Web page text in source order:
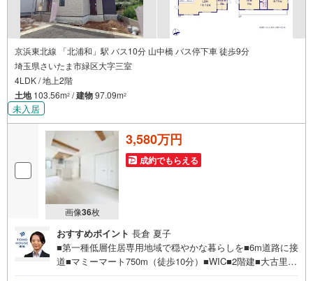
京浜東北線 「北浦和」駅 バス10分 山中橋 バス停下車 徒歩9分
埼玉県さいたま市緑区大字三室
4LDK / 地上2階
土地103.56m2 /建物97.09m2
未入居
画像36枚
3,580万円
成約でもらえる
おすすめポイント 長倉 夏子
■第一種低層住居専用地域で穏やかな暮らしを■6m道路に接
道■マミーマート750m（徒歩10分）■WIC■2階建■大古里公